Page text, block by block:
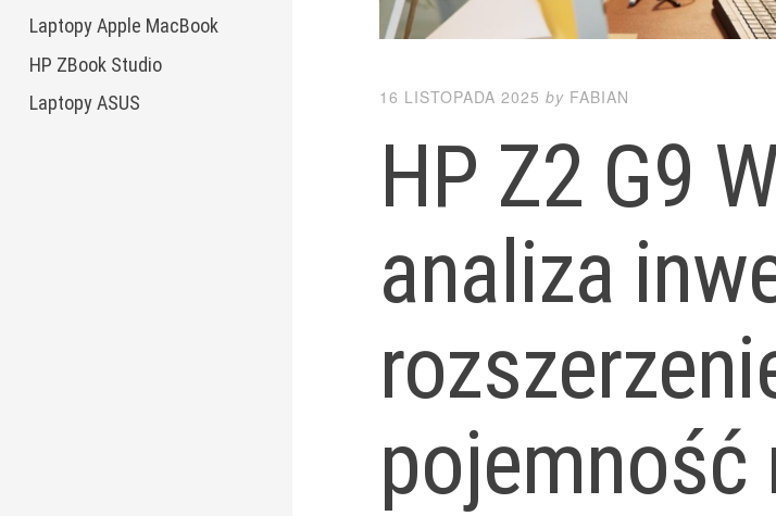
Laptopy Apple MacBook
HP ZBook Studio
Laptopy ASUS
16 LISTOPADA 2025 by FABIAN
HP Z2 G9
analiza
pojemność